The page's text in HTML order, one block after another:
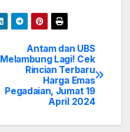
Antam dan UBS
Melambung Lagi! Cek
Rincian Terbaru
Harga Emas
Pegadaian, Jumat 19
April 2024